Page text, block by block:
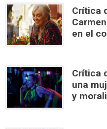
Crítica
en el
Crítica
una
y